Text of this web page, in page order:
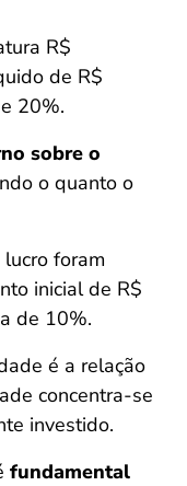
R$
de R$
20%.
sobre o
o quanto o
foram
inicial de R$
de 10%.
é a relação
concentra-se
investido.
fundamental